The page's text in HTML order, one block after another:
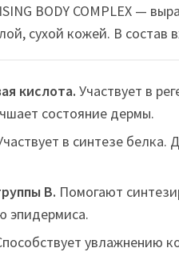
BODY COMPLEX —
сухой кожей. В
кислота. Участвует в
состояние дермы.
в синтезе белка.
В. Помогают
эпидермиса.
увлажнению